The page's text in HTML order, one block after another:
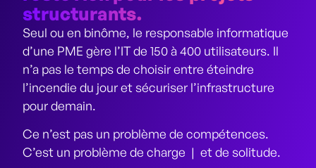
structurants.
Seul ou en binôme, le responsable informatique
d’une PME gère l’IT de 150 à 400 utilisateurs. Il
n’a pas le temps de choisir entre éteindre
l’incendie du jour et sécuriser l’infrastructure
pour demain.
Ce n’est pas un problème de compétences.
C’est un problème de charge | et de solitude.